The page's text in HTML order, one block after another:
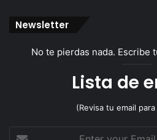
Newsletter
No te pierdas nada. Escribe
Lista de
(Revisa tu email